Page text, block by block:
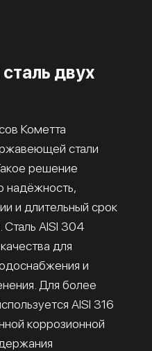
двух
Кометта
стали
решение
надёжность,
и длительный срок
AISI 304
для
и
Для более
AISI 316
коррозионной